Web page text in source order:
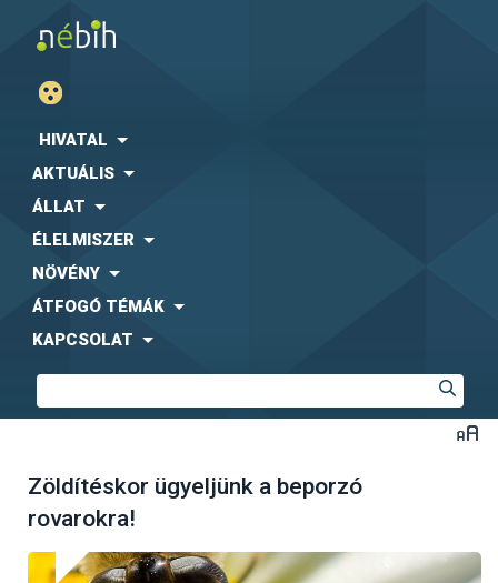
HIVATAL
AKTUÁLIS
ÁLLAT
ÉLELMISZER
NÖVÉNY
ÁTFOGÓ TÉMÁK
KAPCSOLAT
Zöldítéskor ügyeljünk a beporzó
rovarokra!